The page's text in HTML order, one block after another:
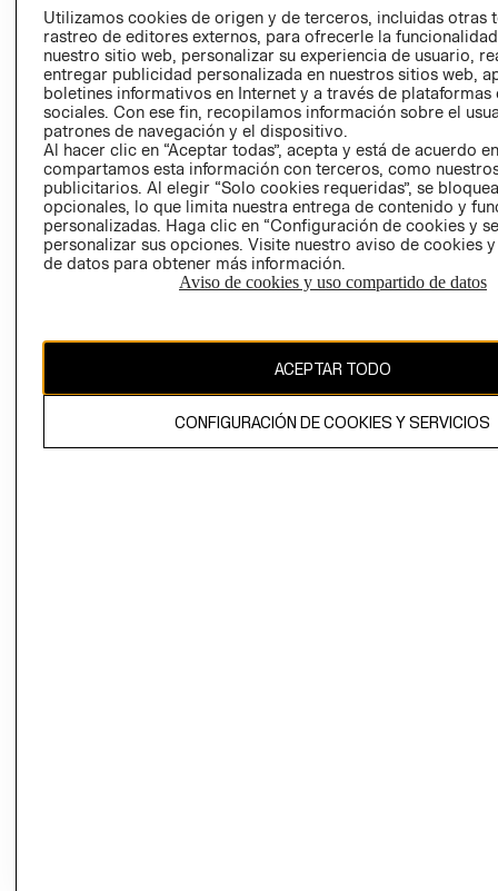
AVISO DE
PRIVACIDAD
GIFT CARD
AVISO DE
COOKIES
Uruguay ($U)
El contenido de esta página web está protegido por copyright y es
propiedad de H&M Hennes & Mauritz AB.
Utilizamos cookies de origen y de terceros, incluidas otras
rastreo de editores externos, para ofrecerle la
nuestro sitio web, personalizar su experiencia de usuario,
entregar publicidad personalizada en nuestros sitios web,
boletines informativos en Internet y a través de plataformas
sociales. Con ese fin, recopilamos información sobre el
patrones de navegación y el dispositivo.
Al hacer clic en “Aceptar todas”, acepta y está de acuerdo
compartamos esta información con terceros, como
publicitarios. Al elegir “Solo cookies requeridas”, se
opcionales, lo que limita nuestra entrega de contenido y
personalizadas. Haga clic en “Configuración de cookies y
personalizar sus opciones. Visite nuestro aviso de cookies
de datos para obtener más información.
Aviso de cookies y uso compartido de datos
ACEPTAR TODO
CONFIGURACIÓN DE COOKIES Y SERVICIOS